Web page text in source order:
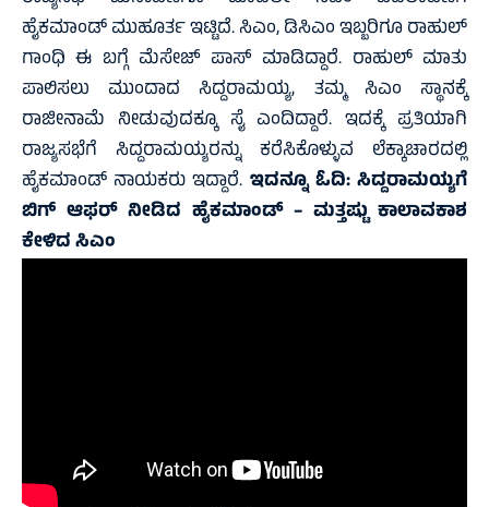
ಹೈಕಮಾಂಡ್ ಮುಹೂರ್ತ ಇಟ್ಟಿದೆ. ಸಿಎಂ, ಡಿಸಿಎಂ ಇಬ್ಬರಿಗೂ ರಾಹುಲ್
ಗಾಂಧಿ ಈ ಬಗ್ಗೆ ಮೆಸೇಜ್ ಪಾಸ್ ಮಾಡಿದ್ದಾರೆ. ರಾಹುಲ್ ಮಾತು
ಪಾಲಿಸಲು ಮುಂದಾದ ಸಿದ್ದರಾಮಯ್ಯ, ತಮ್ಮ ಸಿಎಂ ಸ್ಥಾನಕ್ಕೆ
ರಾಜೀನಾಮೆ ನೀಡುವುದಕ್ಕೂ ಸೈ ಎಂದಿದ್ದಾರೆ. ಇದಕ್ಕೆ ಪ್ರತಿಯಾಗಿ
ರಾಜ್ಯಸಭೆಗೆ ಸಿದ್ದರಾಮಯ್ಯರನ್ನು ಕರೆಸಿಕೊಳ್ಳುವ ಲೆಕ್ಕಾಚಾರದಲ್ಲಿ
ಹೈಕಮಾಂಡ್ ನಾಯಕರು ಇದ್ದಾರೆ. ಇದನ್ನೂ ಓದಿ:ಸಿದ್ದರಾಮಯ್ಯಗೆ
ಬಿಗ್‌ ಆಫರ್ ನೀಡಿದ ಹೈಕಮಾಂಡ್ – ಮತ್ತಷ್ಟು ಕಾಲಾವಕಾಶ
ಕೇಳಿದ ಸಿಎಂ